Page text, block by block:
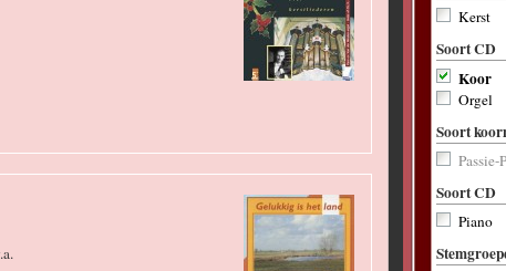
Kerst
Soort CD
Koor
Orgel
Soort
Passie-
Soort CD
Piano